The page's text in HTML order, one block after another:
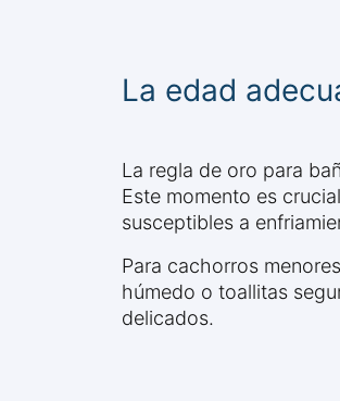
La edad
La regla de oro para
Este momento es
susceptibles a
Para cachorros
húmedo o toallitas
delicados.